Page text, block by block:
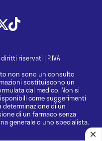
riservati| P.IVA
non sono un consulto
sostituiscono un
dal medico. Non si
come suggerimenti
determinazione di un
di un farmaco senza
generale o uno specialista.